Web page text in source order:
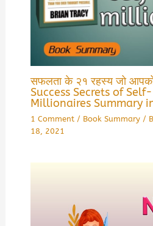
सफलता के २१ रहस्य जो आपको
Success Secrets of
Millionaires Summary
1 Comment / Book Summary/
18, 2021